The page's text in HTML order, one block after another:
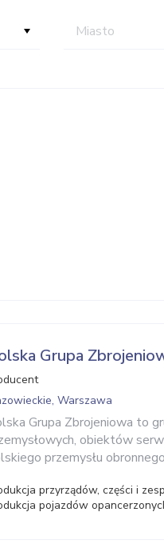
Miasto
Grupa
Warszawa
Grupa Zbrojeniowa to
obiektów
przemysłu
przyrządów, części i
pojazdów